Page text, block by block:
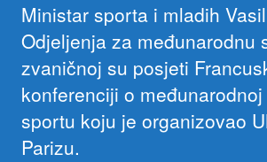
Ministar sporta i mladih
Odjeljenja za međunarodnu
zvaničnoj su posjeti
konferenciji o
sportu koju je organizovao
Parizu.